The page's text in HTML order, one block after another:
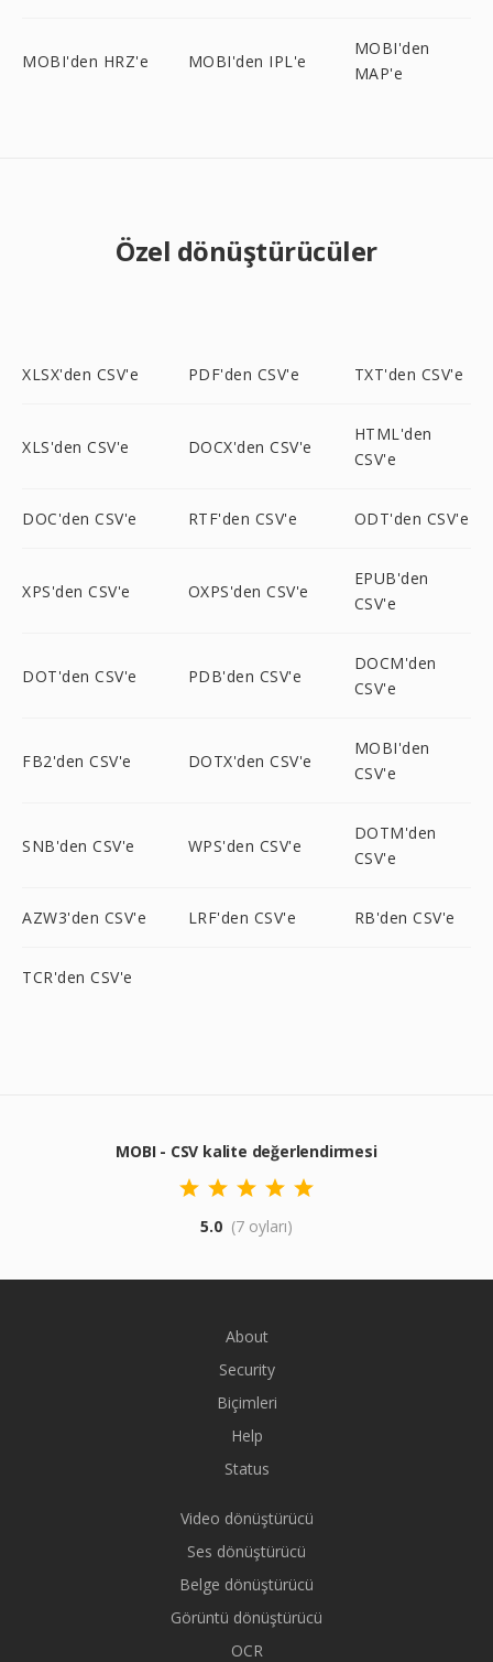
MOBI'den HRZ'e MOBI'den IPL'e
MOBI'den
MAP'e
Özel dönüştürücüler
XLSX'den CSV'e PDF'den CSV'e TXT'den CSV'e
XLS'den CSV'e DOCX'den CSV'e
HTML'den
CSV'e
DOC'den CSV'e RTF'den CSV'e ODT'den CSV'e
XPS'den CSV'e OXPS'den CSV'e
EPUB'den
CSV'e
DOT'den CSV'e PDB'den CSV'e
DOCM'den
CSV'e
FB2'den CSV'e DOTX'den CSV'e
MOBI'den
CSV'e
SNB'den CSV'e WPS'den CSV'e
DOTM'den
CSV'e
AZW3'den CSV'e LRF'den CSV'e RB'den CSV'e
TCR'den CSV'e
MOBI - CSV kalite değerlendirmesi
5.0 (7 oyları)
About
Security
Biçimleri
Help
Status
Video dönüştürücü
Ses dönüştürücü
Belge dönüştürücü
Görüntü dönüştürücü
OCR